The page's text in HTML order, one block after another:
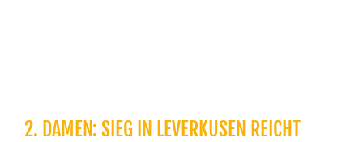
2. DAMEN: SIEG IN LEVERKUSEN REICHT